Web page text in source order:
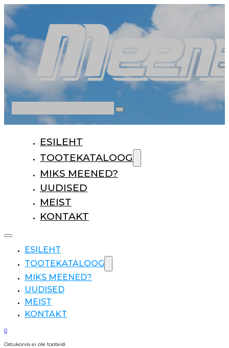
ESILEHT
TOOTEKATALOOG
MIKS MEENED?
UUDISED
MEIST
KONTAKT
ESILEHT
TOOTEKATALOOG
MIKS MEENED?
UUDISED
MEIST
KONTAKT
0
Ostukorvis ei ole tooteid.